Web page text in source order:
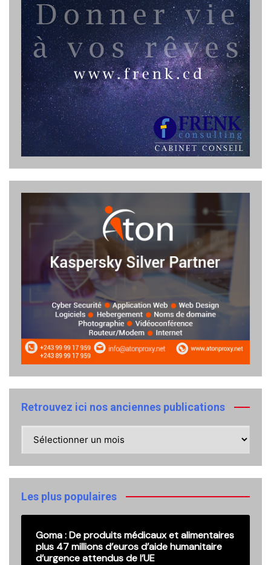
Retrouvez ici nos anciennes publications
anciennes
publications
Les plus populaires
Goma : De produits médicaux et alimentaires
plus 47 millions d’euros d’aide humanitaire
d’urgence attendus de l’UE